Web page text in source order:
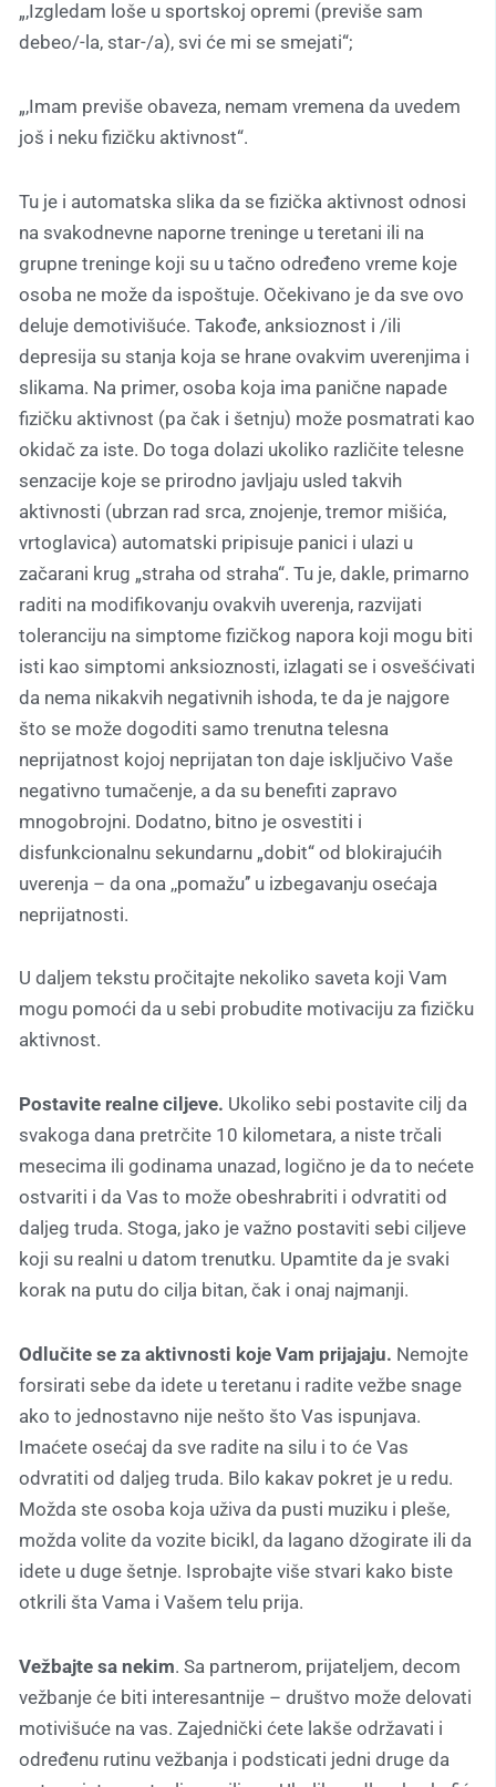
„,Izgledam loše u sportskoj opremi (previše sam
debeo/-la, star-/a), svi će mi se smejati“;
„,Imam previše obaveza, nemam vremena da uvedem
još i neku fizičku aktivnost“.
Tu je i automatska slika da se fizička aktivnost odnosi
na svakodnevne naporne treninge u teretani ili na
grupne treninge koji su u tačno određeno vreme koje
osoba ne može da ispoštuje. Očekivano je da sve ovo
deluje demotivišuće. Takođe, anksioznost i /ili
depresija su stanja koja se hrane ovakvim uverenjima i
slikama. Na primer, osoba koja ima panične napade
fizičku aktivnost (pa čak i šetnju) može posmatrati kao
okidač za iste. Do toga dolazi ukoliko različite telesne
senzacije koje se prirodno javljaju usled takvih
aktivnosti (ubrzan rad srca, znojenje, tremor mišića,
vrtoglavica) automatski pripisuje panici i ulazi u
začarani krug „straha od straha“. Tu je, dakle, primarno
raditi na modifikovanju ovakvih uverenja, razvijati
toleranciju na simptome fizičkog napora koji mogu biti
isti kao simptomi anksioznosti, izlagati se i osvešćivati
da nema nikakvih negativnih ishoda, te da je najgore
što se može dogoditi samo trenutna telesna
neprijatnost kojoj neprijatan ton daje isključivo Vaše
negativno tumačenje, a da su benefiti zapravo
mnogobrojni. Dodatno, bitno je osvestiti i
disfunkcionalnu sekundarnu „dobit“ od blokirajućih
uverenja – da ona ,,pomažu’’ u izbegavanju osećaja
neprijatnosti.
U daljem tekstu pročitajte nekoliko saveta koji Vam
mogu pomoći da u sebi probudite motivaciju za fizičku
aktivnost.
Postavite realne ciljeve. Ukoliko sebi postavite cilj da
svakoga dana pretrčite 10 kilometara, a niste trčali
mesecima ili godinama unazad, logično je da to nećete
ostvariti i da Vas to može obeshrabriti i odvratiti od
daljeg truda. Stoga, jako je važno postaviti sebi ciljeve
koji su realni u datom trenutku. Upamtite da je svaki
korak na putu do cilja bitan, čak i onaj najmanji.
Odlučite se za aktivnosti koje Vam prijajaju. Nemojte
forsirati sebe da idete u teretanu i radite vežbe snage
ako to jednostavno nije nešto što Vas ispunjava.
Imaćete osećaj da sve radite na silu i to će Vas
odvratiti od daljeg truda. Bilo kakav pokret je u redu.
Možda ste osoba koja uživa da pusti muziku i pleše,
možda volite da vozite bicikl, da lagano džogirate ili da
idete u duge šetnje. Isprobajte više stvari kako biste
otkrili šta Vama i Vašem telu prija.
Vežbajte sa nekim. Sa partnerom, prijateljem, decom
vežbanje će biti interesantnije – društvo može delovati
motivišuće na vas. Zajednički ćete lakše održavati i
određenu rutinu vežbanja i podsticati jedni druge da